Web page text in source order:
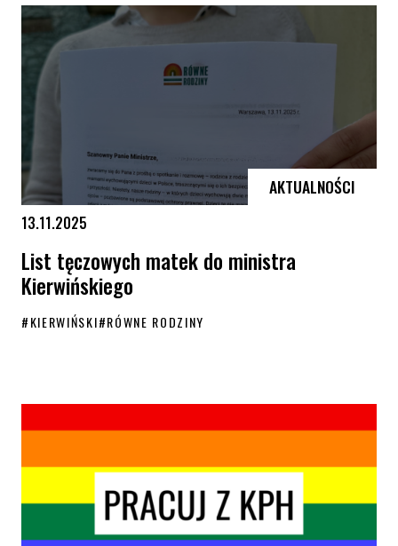
AKTUALNOŚCI
13.11.2025
List tęczowych matek do ministra
Kierwińskiego
#KIERWIŃSKI#RÓWNE RODZINY